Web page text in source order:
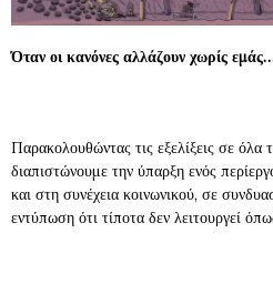
Όταν οι κανόνες αλλάζουν χωρίς
Παρακολουθώντας τις εξελίξεις σε όλα
διαπιστώνουμε την ύπαρξη ενός
και στη συνέχεια κοινωνικού, σε
εντύπωση ότι τίποτα δεν λειτουργεί